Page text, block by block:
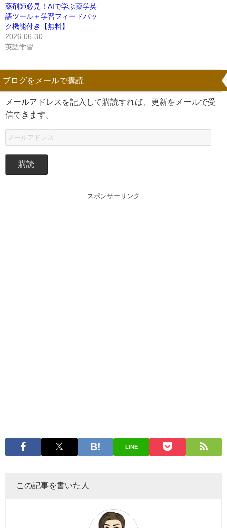
薬剤師必見！AIで学ぶ薬学英
語ツール＋学習フィードバッ
ク機能付き【無料】
2026-06-30
英語学習
ブログをメールで購読
メールアドレスを記入して購読すれば、更新をメールで受
信できます。
購読
スポンサーリンク
LINE
この記事を書いた人